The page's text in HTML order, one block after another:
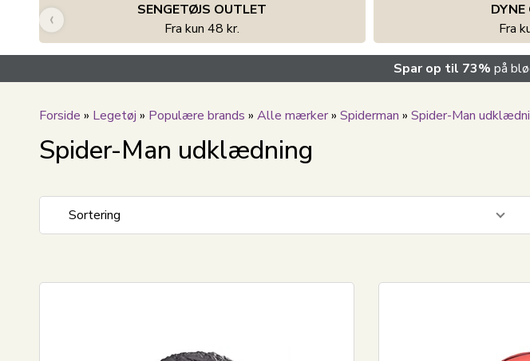
SENGETØJS OUTLET
Fra kun 48 kr.
Fra
‹
Spar op til 73% på
Forside » Legetøj » Populære brands » Alle mærker» Spiderman » Spider-Man
Spider-Man udklædning
Sortering